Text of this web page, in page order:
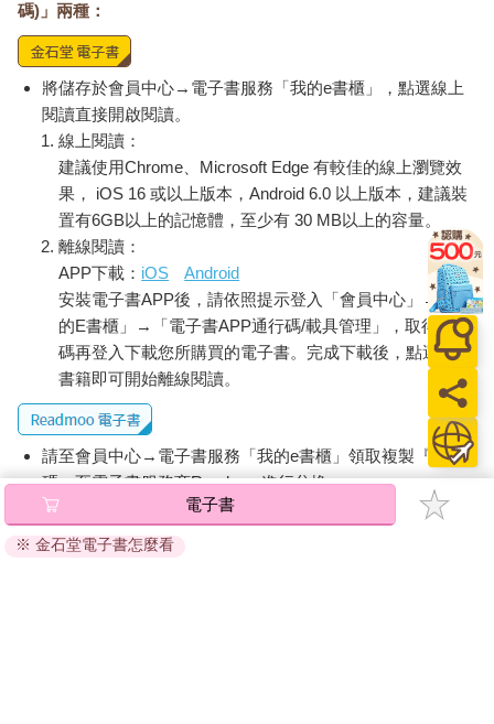
碼)」兩種：
將儲存於會員中心→電子書服務「我的e書櫃」，點選線上
閱讀直接開啟閱讀。
線上閱讀：
建議使用Chrome、Microsoft Edge 有較佳的線上瀏覽效
果， iOS 16 或以上版本，Android 6.0 以上版本，建議裝
置有6GB以上的記憶體，至少有 30 MB以上的容量。
離線閱讀：
APP下載： iOS
Android
安裝電子書APP後，請依照提示登入「會員中心」→「我
的E書櫃」→「電子書APP通行碼/載具管理」，取得通行
碼再登入下載您所購買的電子書。完成下載後，點選任一
書籍即可開始離線閱讀。
請至會員中心→電子書服務「我的e書櫃」領取複製『兌換
碼』至電子書服務商Readmoo進行兌換。
退換貨須知：
因版權保護，您在金石堂所購買的電子書僅能以金石堂專屬
電子書
※ 金石堂電子書怎麼看